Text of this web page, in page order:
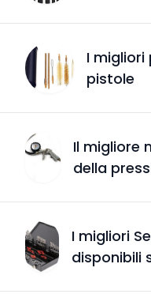
I
pistole
Il migliore
della
I migliori
disponibili